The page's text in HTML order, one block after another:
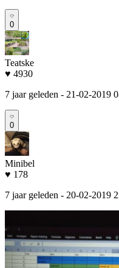
0
Teatske
♥ 4930
7 jaar geleden - 21-02-2019
0
Minibel
♥ 178
7 jaar geleden - 20-02-2019